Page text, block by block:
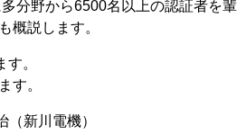
分野から6500名以上の認証者を
概説します。
。
す。
新川電機）